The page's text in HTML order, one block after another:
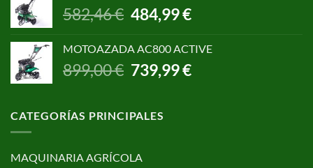
650,00 €.
499,00 €.
582,46€
El
precio
era:
582,46 €.
484,99€El
precio
es:
484,99 €.
MOTOAZADA AC800 ACTIVE
899,00€ El
precio
era:
899,00 €.
739,99€El
precio
CATEGORÍAS PRINCIPALES
MAQUINARIA AGRÍCOLA